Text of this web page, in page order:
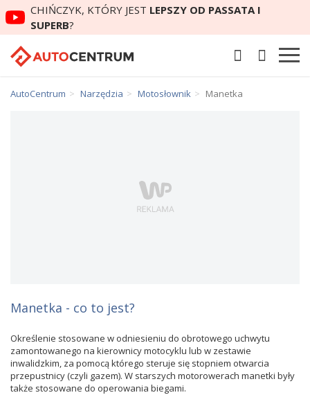
CHIŃCZYK, KTÓRY JEST LEPSZY OD PASSATA I
SUPERB?
AutoCentrum Narzędzia Motosłownik Manetka
Manetka - co to jest?
Określenie stosowane w odniesieniu do obrotowego uchwytu
zamontowanego na kierownicy motocyklu lub w zestawie
inwalidzkim, za pomocą którego steruje się stopniem otwarcia
przepustnicy (czyli gazem). W starszych motorowerach manetki były
także stosowane do operowania biegami.